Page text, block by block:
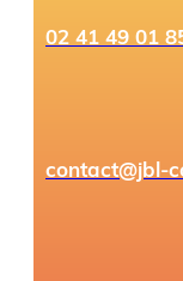
02 41 49 01
contact@jbl-